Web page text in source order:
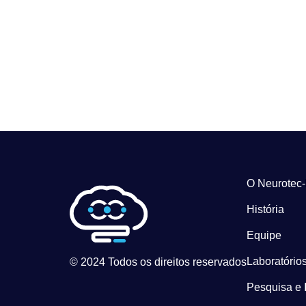
© 2024 Todos os direitos reservados
O
História
Equipe
Pesquisa e